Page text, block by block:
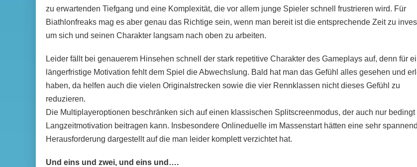
zu erwartenden Tiefgang und eine Komplexität, die vor allem junge Spieler schnell frustrieren wird. Für
Biathlonfreaks mag es aber genau das Richtige sein, wenn man bereit ist die entsprechende Zeit zu
um sich und seinen Charakter langsam nach oben zu arbeiten.
Leider fällt bei genauerem Hinsehen schnell der stark repetitive Charakter des Gameplays auf, denn für
längerfristige Motivation fehlt dem Spiel die Abwechslung. Bald hat man das Gefühl alles gesehen und
haben, da helfen auch die vielen Originalstrecken sowie die vier Rennklassen nicht dieses Gefühl zu
reduzieren.
Die Multiplayeroptionen beschränken sich auf einen klassischen Splitscreenmodus, der auch nur bedingt
Langzeitmotivation beitragen kann. Insbesondere Onlineduelle im Massenstart hätten eine sehr
Herausforderung dargestellt auf die man leider komplett verzichtet hat.
Und eins und zwei, und eins und….